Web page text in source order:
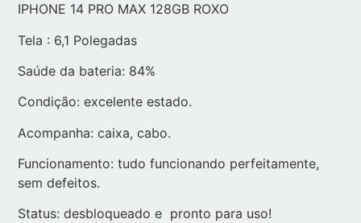
IPHONE 14 PRO MAX 128GB ROXO
Tela : 6,1 Polegadas
Saúde da bateria: 84%
Condição: excelente estado.
Acompanha: caixa, cabo.
Funcionamento: tudo funcionando perfeitamente,
sem defeitos.
Status: desbloqueado e pronto para uso!